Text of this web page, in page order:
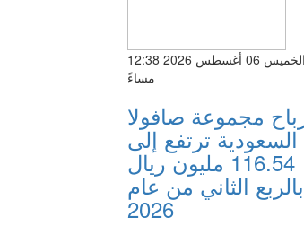
الخميس 06 أغسطس 2026 12:38
مساءً
مجموعة صافولا
السعودية ترتفع إلى
116.54 مليون ريال
بالربع الثاني من عام
2026